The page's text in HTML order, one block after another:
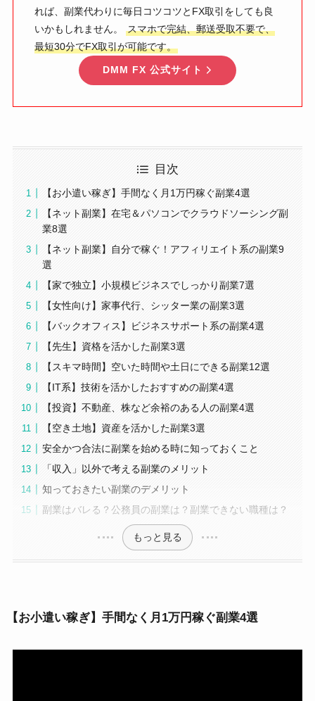
れば、副業代わりに毎日コツコツとFX取引をしても良
いかもしれません。
スマホで完結、郵送受取不要で、
最短30分でFX取引が可能です。
DMM FX 公式サイト
目次
【お小遣い稼ぎ】手間なく月1万円稼ぐ副業4選
【ネット副業】在宅＆パソコンでクラウドソーシング副
業8選
【ネット副業】自分で稼ぐ！アフィリエイト系の副業9
選
【家で独立】小規模ビジネスでしっかり副業7選
【女性向け】家事代行、シッター業の副業3選
【バックオフィス】ビジネスサポート系の副業4選
【先生】資格を活かした副業3選
【スキマ時間】空いた時間や土日にできる副業12選
【IT系】技術を活かしたおすすめの副業4選
【投資】不動産、株など余裕のある人の副業4選
【空き土地】資産を活かした副業3選
安全かつ合法に副業を始める時に知っておくこと
「収入」以外で考える副業のメリット
知っておきたい副業のデメリット
副業はバレる？公務員の副業は？副業できない職種は？
もっと見る
【お小遣い稼ぎ】手間なく月1万円稼ぐ副業4選